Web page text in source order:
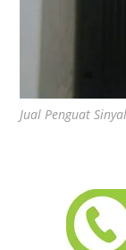
Jual Penguat